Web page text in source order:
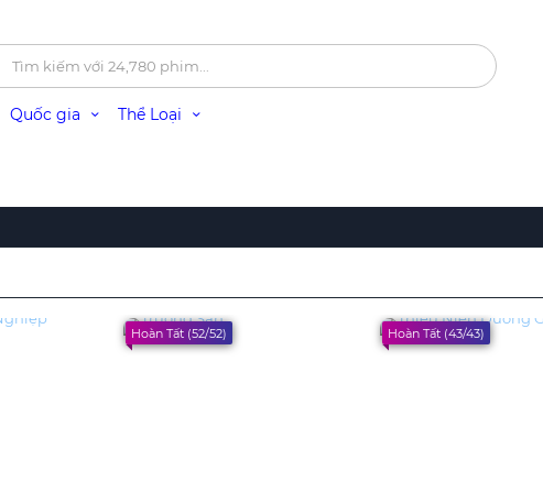
Quốc gia Thể Loại
Hoàn Tất (52/52) Hoàn Tất (43/43)